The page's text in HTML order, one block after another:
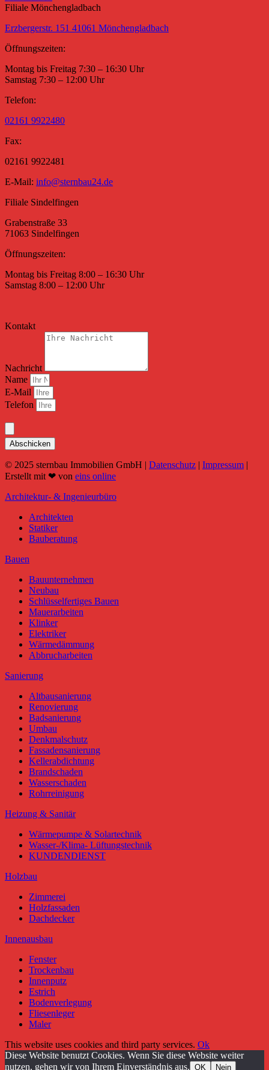
Filiale Mönchengladbach
Erzbergerstr. 151 41061 Mönchengladbach
Öffnungszeiten:
Montag bis Freitag 7:30 – 16:30 Uhr
Samstag 7:30 – 12:00 Uhr
Telefon:
02161 9922480
Fax:
02161 9922481
E-Mail: info@sternbau24.de
Filiale Sindelfingen
Grabenstraße 33
71063 Sindelfingen
Öffnungszeiten:
Montag bis Freitag 8:00 – 16:30 Uhr
Samstag 8:00 – 12:00 Uhr
Kontakt
Nachricht
Name
E-Mail
Telefon
Abschicken
© 2025 sternbau Immobilien GmbH | Datenschutz | Impressum |
Erstellt mit ❤ von eins online
Architektur- & Ingenieurbüro
Architekten
Statiker
Bauberatung
Bauen
Bauunternehmen
Neubau
Schlüsselfertiges Bauen
Mauerarbeiten
Klinker
Elektriker
Wärmedämmung
Abbrucharbeiten
Sanierung
Altbausanierung
Renovierung
Badsanierung
Umbau
Denkmalschutz
Fassadensanierung
Kellerabdichtung
Brandschaden
Wasserschaden
Rohrreinigung
Heizung & Sanitär
Wärmepumpe & Solartechnik
Wasser-/Klima- Lüftungstechnik
KUNDENDIENST
Holzbau
Zimmerei
Holzfassaden
Dachdecker
Innenausbau
Fenster
Trockenbau
Innenputz
Estrich
Bodenverlegung
Fliesenleger
Maler
This website uses cookies and third party services. Ok
Diese Website benutzt Cookies. Wenn Sie diese Website weiter
nutzen, gehen wir von Ihrem Einverständnis aus. OK Nein